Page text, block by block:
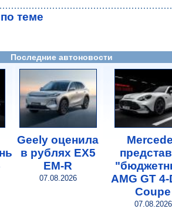
теме
Последние автоновости
Geely оценила
в рублях EX5
EM-R
07.08.2026
AMG GT
Coupe
07.08.2026